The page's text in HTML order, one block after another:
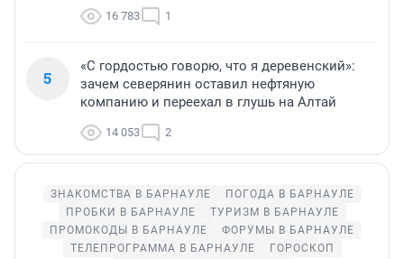
16 783 1
5
«С гордостью говорю, что я деревенский»:
зачем северянин оставил нефтяную
компанию и переехал в глушь на Алтай
14 053 2
ЗНАКОМСТВА В БАРНАУЛЕ
ПОГОДА В БАРНАУЛЕ
ПРОБКИ В БАРНАУЛЕ
ТУРИЗМ В БАРНАУЛЕ
ПРОМОКОДЫ В БАРНАУЛЕ
ФОРУМЫ В БАРНАУЛЕ
ТЕЛЕПРОГРАММА В БАРНАУЛЕ
ГОРОСКОП